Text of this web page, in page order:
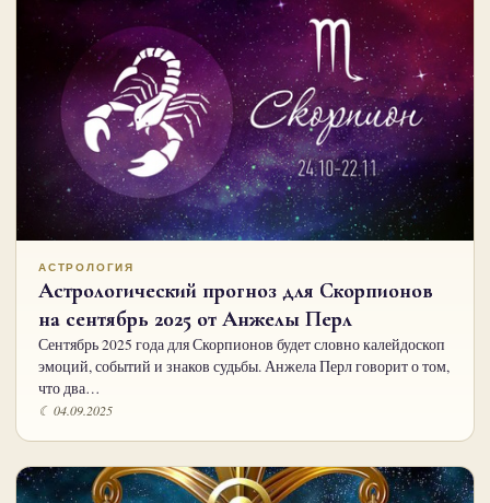
АСТРОЛОГИЯ
Астрологический прогноз для Скорпионов
на сентябрь 2025 от Анжелы Перл
Сентябрь 2025 года для Скорпионов будет словно калейдоскоп
эмоций, событий и знаков судьбы. Анжела Перл говорит о том,
что два…
☾ 04.09.2025